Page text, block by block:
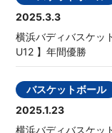
2025.3.3
横浜バディバスケッ
U12 】年間優勝
バスケットボール
2025.1.23
横浜バディバスケッ